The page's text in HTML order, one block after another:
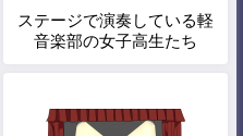
ステージで演奏している軽
音楽部の女子高生たち